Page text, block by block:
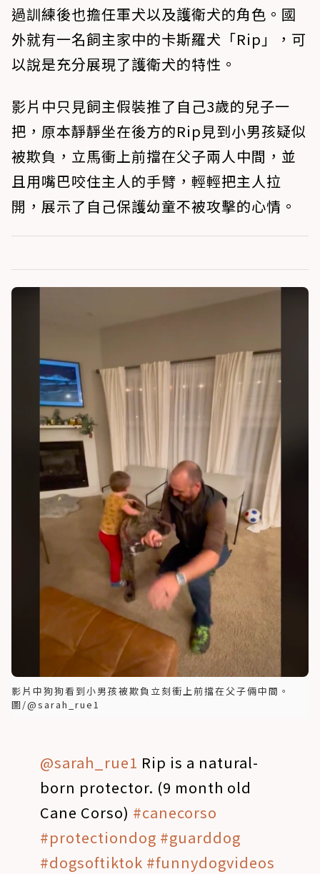
過訓練後也擔任軍犬以及護衛犬的角色。國
外就有一名飼主家中的卡斯羅犬「Rip」，可
以說是充分展現了護衛犬的特性。
影片中只見飼主假裝推了自己3歲的兒子一
把，原本靜靜坐在後方的Rip見到小男孩疑似
被欺負，立馬衝上前擋在父子兩人中間，並
且用嘴巴咬住主人的手臂，輕輕把主人拉
開，展示了自己保護幼童不被攻擊的心情。
影片中狗狗看到小男孩被欺負立刻衝上前擋在父子倆中間。
圖/@sarah_rue1
@sarah_rue1 Rip is a natural-
born protector. (9 month old
Cane Corso) #canecorso
#protectiondog #guarddog
#dogsoftiktok #funnydogvideos